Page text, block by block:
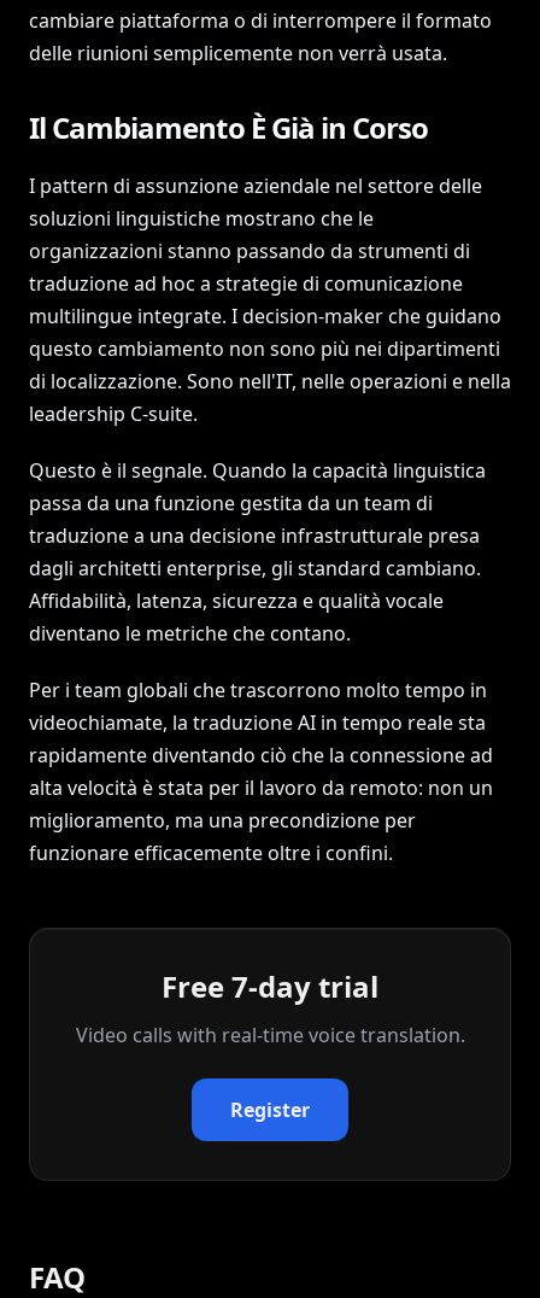
cambiare piattaforma o di interrompere il formato
delle riunioni semplicemente non verrà usata.
Il Cambiamento È Già in Corso
I pattern di assunzione aziendale nel settore delle
soluzioni linguistiche mostrano che le
organizzazioni stanno passando da strumenti di
traduzione ad hoc a strategie di comunicazione
multilingue integrate. I decision-maker che guidano
questo cambiamento non sono più nei dipartimenti
di localizzazione. Sono nell'IT, nelle operazioni e nella
leadership C-suite.
Questo è il segnale. Quando la capacità linguistica
passa da una funzione gestita da un team di
traduzione a una decisione infrastrutturale presa
dagli architetti enterprise, gli standard cambiano.
Affidabilità, latenza, sicurezza e qualità vocale
diventano le metriche che contano.
Per i team globali che trascorrono molto tempo in
videochiamate, la traduzione AI in tempo reale sta
rapidamente diventando ciò che la connessione ad
alta velocità è stata per il lavoro da remoto: non un
miglioramento, ma una precondizione per
funzionare efficacemente oltre i confini.
Free 7-day trial
Video calls with real‑time voice translation.
Register
FAQ